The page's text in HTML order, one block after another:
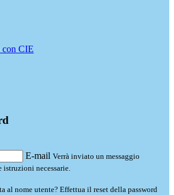
con CIE
E-mail Verrà inviato un messaggio
necessarie.
al nome utente? Effettua il reset della password